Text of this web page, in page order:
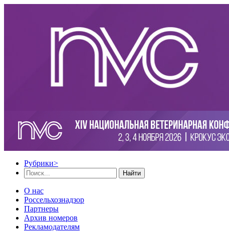
Рубрики>
Найти
О нас
Россельхознадзор
Партнеры
Архив номеров
Рекламодателям